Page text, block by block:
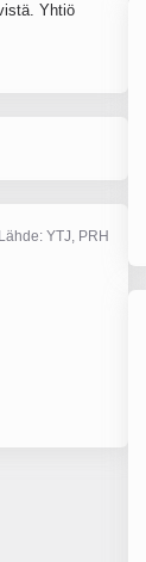
Yhtiö
Lähde: YTJ, PRH